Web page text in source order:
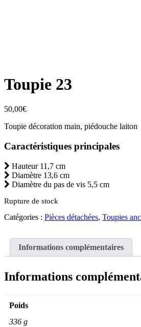
Toupie 23
50,00€
Toupie décoration main, piédouche laiton
Caractéristiques principales
Hauteur 11,7 cm
Diamètre 13,6 cm
Diamètre du pas de vis 5,5 cm
Rupture de stock
Catégories : Pièces détachées, Toupies
Informations complémentaires
Informations
Poids
336 g